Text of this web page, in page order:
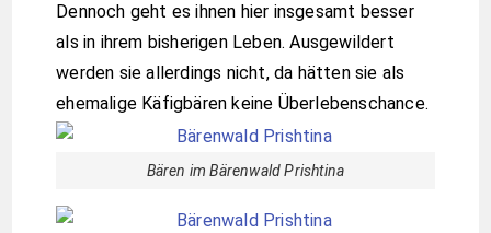
Dennoch geht es ihnen hier insgesamt besser
als in ihrem bisherigen Leben. Ausgewildert
werden sie allerdings nicht, da hätten sie als
ehemalige Käfigbären keine Überlebenschance.
Bären im Bärenwald Prishtina